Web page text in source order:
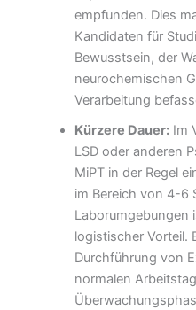
empfunden. Dies
Kandidaten für
Bewusstsein, der
neurochemischen
Verarbeitung
Kürzere Dauer:Im
LSD oder anderen
MiPT in der Regel
im Bereich von 4-6
Laborumgebungen
logistischer Vorteil.
Durchführung von
normalen